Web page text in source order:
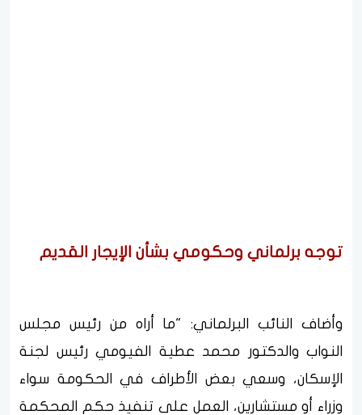
توجه برلماني وحكومي بشأن الإيجار القديم
وأضاف النائب البرلماني: "ما أراه من رئيس مجلس
النواب والدكتور محمد عطية الفيومي رئيس لجنة
الإسكان، وسعي بعض الأطراف في الحكومة سواء
وزراء أو مستشارين، العمل على تنفيذ حكم المحكمة